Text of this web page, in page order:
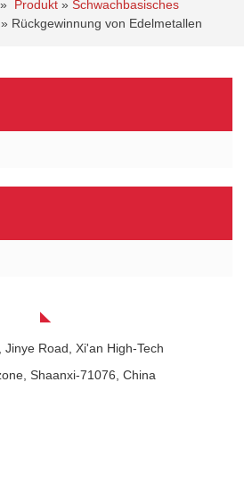
» Produkt»Schwachbasisches
» Rückgewinnung von Edelmetallen
Road, Xi'an High-Tech
Shaanxi-71076, China